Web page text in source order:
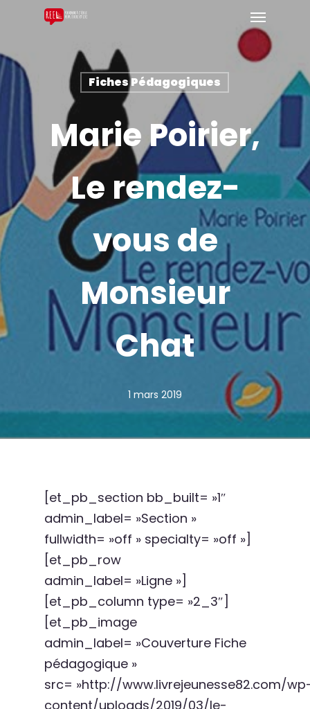
Fiches Pédagogiques
Marie Poirier,
Le rendez-
vous de
Monsieur
Chat
1 mars 2019
[et_pb_section bb_built= »1″
admin_label= »Section »
fullwidth= »off » specialty= »off »]
[et_pb_row
admin_label= »Ligne »]
[et_pb_column type= »2_3″]
[et_pb_image
admin_label= »Couverture Fiche
pédagogique »
src= »http://www.livrejeunesse82.com/
content/uploads/2019/03/le-